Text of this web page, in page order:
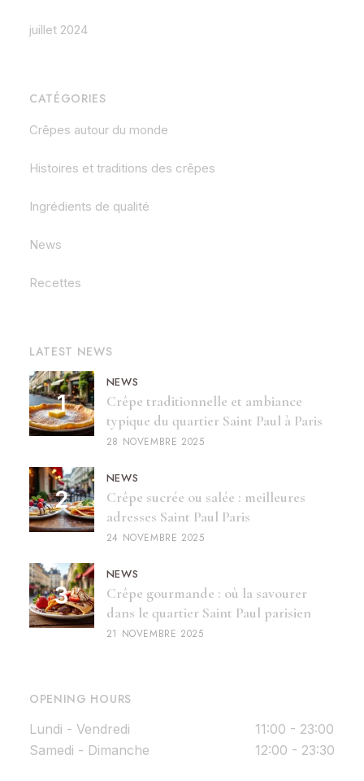
juillet 2024
CATÉGORIES
Crêpes autour du monde
Histoires et traditions des crêpes
Ingrédients de qualité
News
Recettes
LATEST NEWS
NEWS
Crêpe traditionnelle et ambiance
typique du quartier Saint Paul à Paris
28 NOVEMBRE 2025
NEWS
Crêpe sucrée ou salée : meilleures
adresses Saint Paul Paris
24 NOVEMBRE 2025
NEWS
Crêpe gourmande : où la savourer
dans le quartier Saint Paul parisien
21 NOVEMBRE 2025
OPENING HOURS
Lundi - Vendredi
11:00 - 23:00
Samedi - Dimanche
12:00 - 23:30